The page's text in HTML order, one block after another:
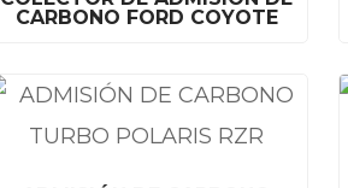
CARBONO FORD COYOTE